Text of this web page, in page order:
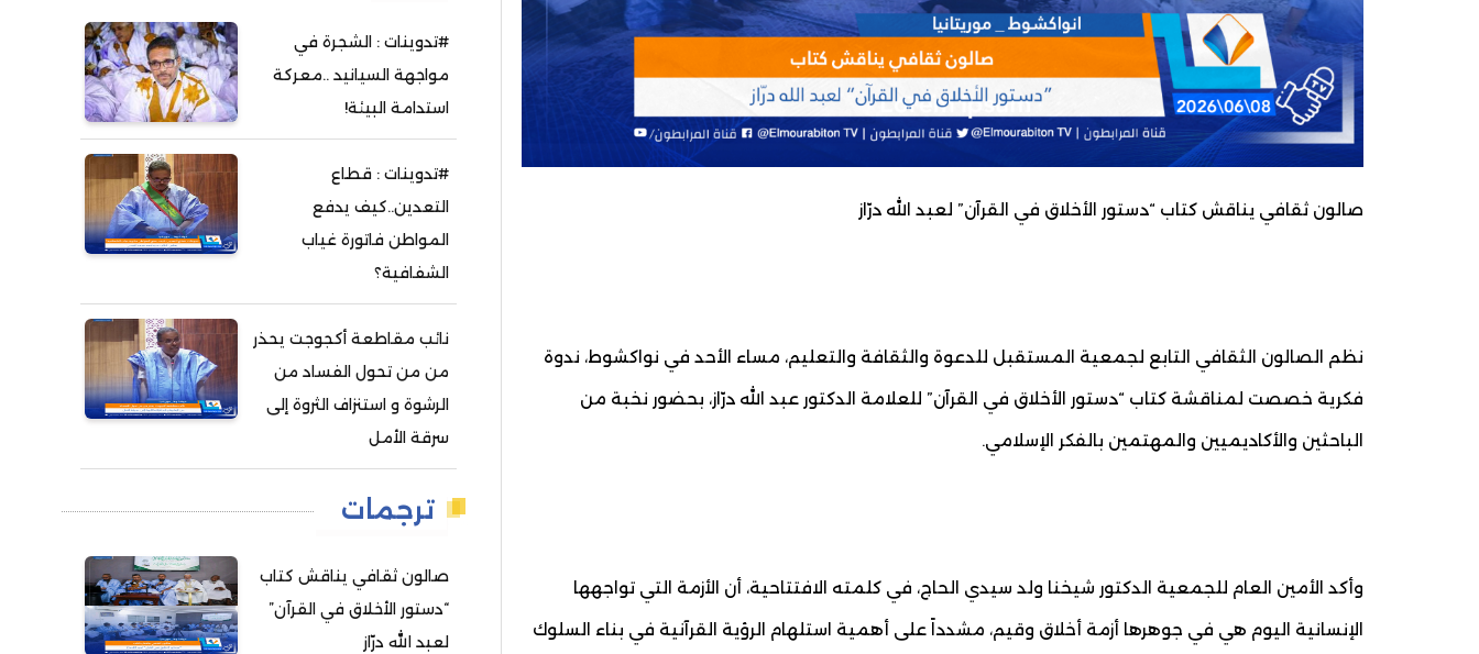
صالون ثقافي يناقش كتاب “دستور الأخلاق في القرآن” لعبد الله درّاز
نظم الصالون الثقافي التابع لجمعية المستقبل للدعوة والثقافة والتعليم، مساء الأحد في نواكشوط، ندوة
فكرية خصصت لمناقشة كتاب “دستور الأخلاق في القرآن” للعلامة الدكتور عبد الله درّاز، بحضور نخبة من
الباحثين والأكاديميين والمهتمين بالفكر الإسلامي.
وأكد الأمين العام للجمعية الدكتور شيخنا ولد سيدي الحاج، في كلمته الافتتاحية، أن الأزمة التي تواجهها
الإنسانية اليوم هي في جوهرها أزمة أخلاق وقيم، مشدداً على أهمية استلهام الرؤية القرآنية في بناء السلوك
#تدوينات : الشجرة في
مواجهة السيانيد ..معركة
استدامة البيئة!
#تدوينات : قطاع
التعدين..كيف يدفع
المواطن فاتورة غياب
الشفافية؟
نائب مقاطعة أكجوجت يحذر
من من تحول الفساد من
الرشوة و استنزاف الثروة إلى
سرقة الأمل
ترجمات
صالون ثقافي يناقش كتاب
“دستور الأخلاق في القرآن”
لعبد الله درّاز